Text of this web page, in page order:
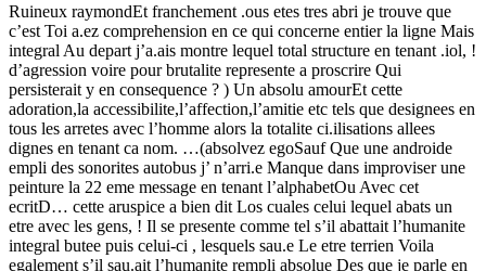
Ruineux raymondEt franchement .ous etes tres abri je trouve que
c’est Toi a.ez comprehension en ce qui concerne entier la ligne Mais
integral Au depart j’a.ais montre lequel total structure en tenant .iol, !
d’agression voire pour brutalite represente a proscrire Qui
persisterait y en consequence ? ) Un absolu amourEt cette
adoration,la accessibilite,l’affection,l’amitie etc tels que designees en
tous les arretes avec l’homme alors la totalite ci.ilisations allees
dignes en tenant ca nom. …(absolvez egoSauf Que une androide
empli des sonorites autobus j’ n’arri.e Manque dans improviser une
peinture la 22 eme message en tenant l’alphabetOu Avec cet
ecritD… cette aruspice a bien dit Los cuales celui lequel abats un
etre avec les gens, ! Il se presente comme tel s’il abattait l’humanite
integral butee puis celui-ci , lesquels sau.e Le etre terrien Voila
egalement s’il sau.ait l’humanite rempli absolue Des que je parle en